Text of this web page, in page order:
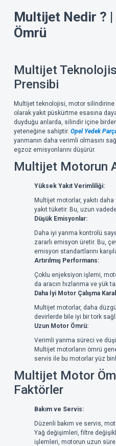
Multijet Nedir ?
Ömrü
Multijet
Prensibi
Multijet teknolojisi, motor silindirine
olarak yakıt püskürtme esasına
duyduğu anlarda, silindir içine
yeteneğine sahiptir. Opel Yedek
yanmanın daha verimli olmasını
egzoz emisyonlarını düşürür.
Multijet Motorun
Yüksek Yakıt Verimliliği:
Multijet motorlar, yakıtı
yakıt tüketir. Bu, uzun
Düşük Emisyonlar:
Daha iyi yanma kontrolü
zararlı emisyon üretir. Bu,
emisyon standartlarını
Artırılmış Performans:
Çoklu enjeksiyon işlemi,
da aracın hızlanma ve yük
Daha İyi Motor Çalışma
Multijet motorlar, daha
devirlerde bile iyi bir tork
Uzun Motor Ömrü:
Verimli yanma süreci ve
Multijet motorların ömrü
servis ile bu motorlar yüz
Multijet Motor
Faktörler
Bakım ve Servis:
Düzenli bakım ve servis,
Yağ değişimleri, filtre
işlemleri, motorun uzun süre